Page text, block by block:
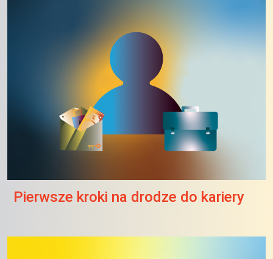
Pierwsze kroki na drodze do kariery